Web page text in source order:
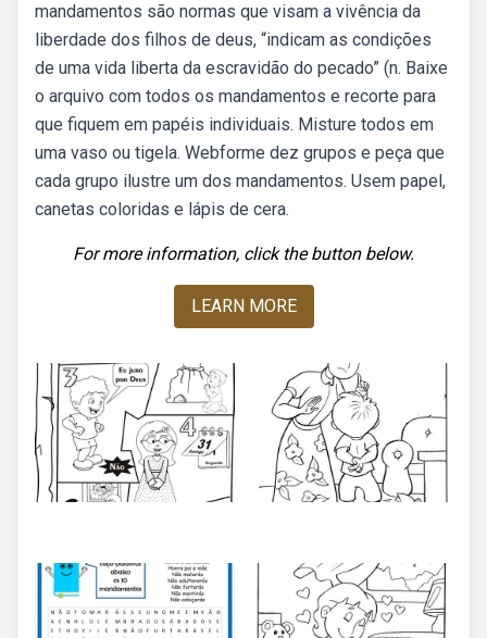
mandamentos são normas que visam a vivência da
liberdade dos filhos de deus, “indicam as condições
de uma vida liberta da escravidão do pecado” (n. Baixe
o arquivo com todos os mandamentos e recorte para
que fiquem em papéis individuais. Misture todos em
uma vaso ou tigela. Webforme dez grupos e peça que
cada grupo ilustre um dos mandamentos. Usem papel,
canetas coloridas e lápis de cera.
For more information, click the button below.
LEARN MORE